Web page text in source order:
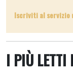
Iscriviti al servizio
I PIÙ LETTI